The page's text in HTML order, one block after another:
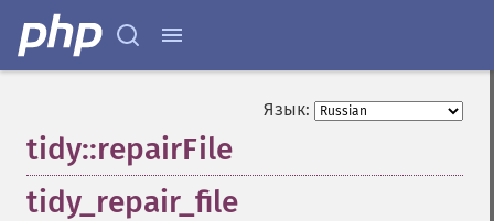
Язык:
tidy::repairFile
tidy_repair_file